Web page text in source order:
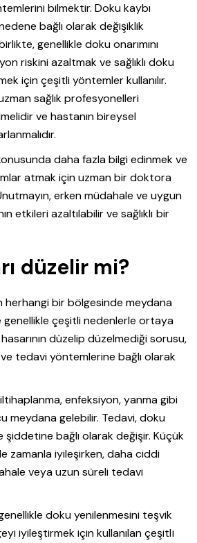
bilmektir. Doku kaybı
bağlı olarak değişiklik
genellikle doku onarımını
riskini azaltmak ve sağlıklı doku
için çeşitli yöntemler kullanılır.
sağlık profesyonelleri
ve hastanın bireysel
daha fazla bilgi edinmek ve
atmak için uzman bir doktora
erken müdahale ve uygun
etkileri azaltılabilir ve sağlıklı bir
düzelir mi?
herhangi bir bölgesinde meydana
çeşitli nedenlerle ortaya
düzelip düzelmediği sorusu,
tedavi yöntemlerine bağlı olarak
enfeksiyon, yanma gibi
meydana gelebilir. Tedavi, doku
şiddetine bağlı olarak değişir. Küçük
zamanla iyileşirken, daha ciddi
veya uzun süreli tedavi
doku yenilenmesini teşvik
iyileştirmek için kullanılan çeşitli